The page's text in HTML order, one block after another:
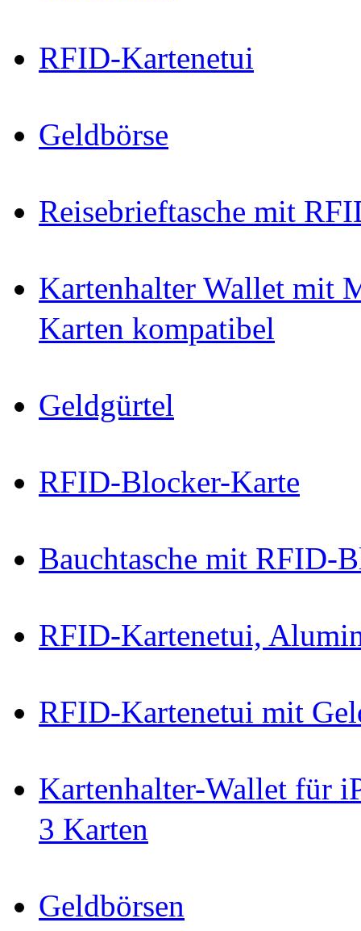
RFID-Kartenetui
Geldbörse
Reisebrieftasche mit
Kartenhalter Wallet mit
Karten kompatibel
Geldgürtel
RFID-Blocker-Karte
Bauchtasche mit RFID-
RFID-Kartenetui,
RFID-Kartenetui mit
Kartenhalter-Wallet für
3 Karten
Geldbörsen